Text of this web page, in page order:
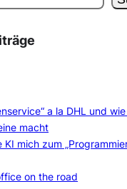
a la DHL und
macht
KI mich zum
on the road